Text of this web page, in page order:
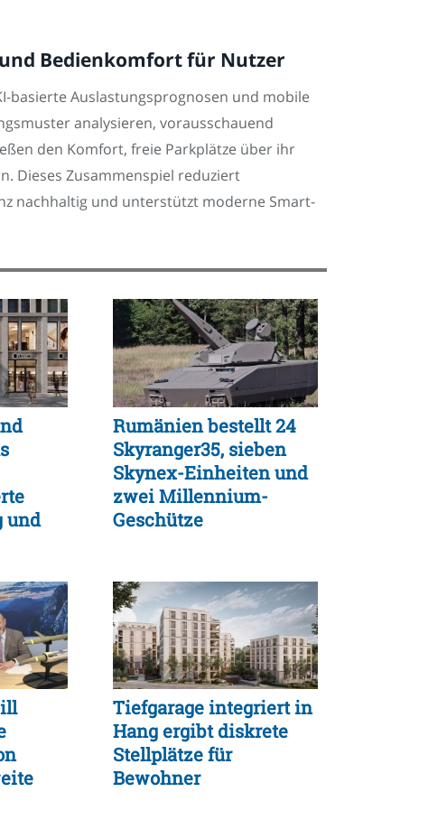
Bedienkomfort für Nutzer
basierte Auslastungsprognosen und mobile
analysieren, vorausschauend
den Komfort, freie Parkplätze über ihr
Dieses Zusammenspiel reduziert
nachhaltig und unterstützt moderne Smart-
und
Rumänien bestellt 24
Skyranger35, sieben
Skynex-Einheiten und
zwei Millennium-
Geschütze
Tiefgarage integriert in
Hang ergibt diskrete
Stellplätze für
Bewohner